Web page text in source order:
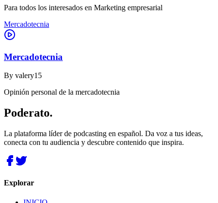
Para todos los interesados en Marketing empresarial
Mercadotecnia
Mercadotecnia
By valery15
Opinión personal de la mercadotecnia
Poderato.
La plataforma líder de podcasting en español. Da voz a tus ideas,
conecta con tu audiencia y descubre contenido que inspira.
Explorar